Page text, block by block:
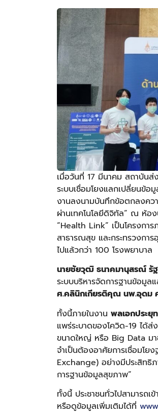
เมื่อวันที่ 17 มีนาคม สถาบันส่
ระบบเชื่อมโยงแลกเปลี่ยนข้
งานลงนามบันทึกข้อตกลงคว
ผ่านเทคโนโลยีดิจิทัล” ณ ห้อ
“Health Link” เป็นโครงกา
สาธารณสุข และกระทรวงกา
ไปแล้วกว่า 100 โรงพยาบาล
นายชัยวุฒิ ธนาคมานุสรณ์ รัฐ
ระบบบริหารจัดการฐานข้อมูล
ศ.คลินิกเกียรติคุณ นพ.อุดม
ทั้งนี้ภายในงาน พลเอกประยุ
แพร่ระบาดของโควิด-19 ได้
ขนาดใหญ่ หรือ Big Data มา
จำเป็นต้องอาศัยการเชื่อมโ
Exchange) อย่างมีประสิทธิ
การฐานข้อมูลสุขภาพ”
ทั้งนี้ ประชาชนทั่วไปสามารถ
หรือดูข้อมูลเพิ่มเติมได้ที่